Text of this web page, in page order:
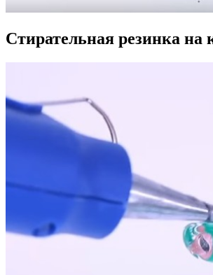
Стирательная резинка на